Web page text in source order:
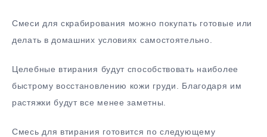
Смеси для скрабирования можно покупать готовые или
делать в домашних условиях самостоятельно.
Целебные втирания будут способствовать наиболее
быстрому восстановлению кожи груди. Благодаря им
растяжки будут все менее заметны.
Смесь для втирания готовится по следующему